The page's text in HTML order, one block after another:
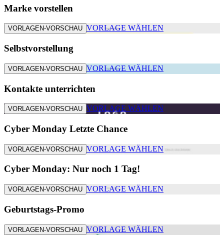
Marke vorstellen
VORLAGEN-VORSCHAU VORLAGE WÄHLEN
Selbstvorstellung
VORLAGEN-VORSCHAU VORLAGE WÄHLEN
Kontakte unterrichten
VORLAGEN-VORSCHAU VORLAGE WÄHLEN
Cyber Monday Letzte Chance
VORLAGEN-VORSCHAU VORLAGE WÄHLEN
Cyber Monday: Nur noch 1 Tag!
VORLAGEN-VORSCHAU VORLAGE WÄHLEN
Geburtstags-Promo
VORLAGEN-VORSCHAU VORLAGE WÄHLEN